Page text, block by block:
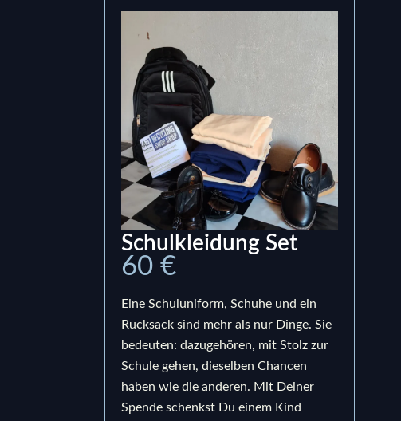
Schulkleidung Set
60 €
Eine Schuluniform, Schuhe und ein
Rucksack sind mehr als nur Dinge. Sie
bedeuten: dazugehören, mit Stolz zur
Schule gehen, dieselben Chancen
haben wie die anderen. Mit Deiner
Spende schenkst Du einem Kind